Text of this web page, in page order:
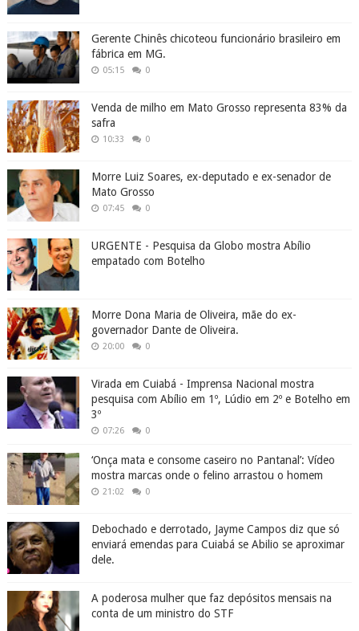
Gerente Chinês chicoteou funcionário brasileiro em
fábrica em MG.
05:15 0
Venda de milho em Mato Grosso representa 83% da
safra
10:33 0
Morre Luiz Soares, ex-deputado e ex-senador de
Mato Grosso
07:45 0
URGENTE - Pesquisa da Globo mostra Abílio
empatado com Botelho
Morre Dona Maria de Oliveira, mãe do ex-
governador Dante de Oliveira.
20:00 0
Virada em Cuiabá - Imprensa Nacional mostra
pesquisa com Abílio em 1º, Lúdio em 2º e Botelho em
3º
07:26 0
‘Onça mata e consome caseiro no Pantanal’: Vídeo
mostra marcas onde o felino arrastou o homem
21:02 0
Debochado e derrotado, Jayme Campos diz que só
enviará emendas para Cuiabá se Abilio se aproximar
dele.
A poderosa mulher que faz depósitos mensais na
conta de um ministro do STF